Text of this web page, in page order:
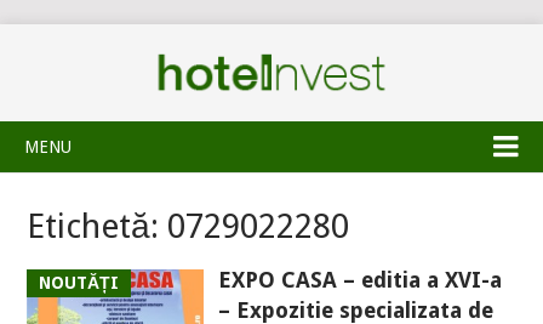
MENU
Etichetă: 0729022280
NOUTĂȚI
EXPO CASA – editia a XVI-a
– Expozitie specializata de